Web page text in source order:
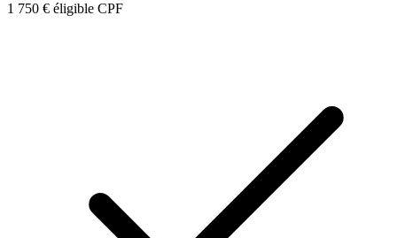
1 750 € éligible CPF